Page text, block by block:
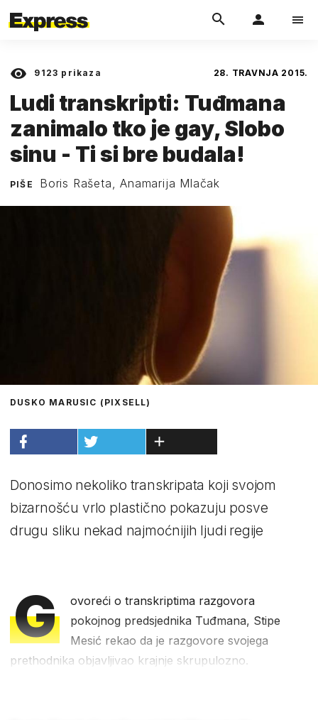
9123 prikaza 28. TRAVNJA 2015.
Ludi transkripti: Tuđmana
zanimalo tko je gay, Slobo
sinu - Ti si bre budala!
PIŠE Boris Rašeta, Anamarija Mlačak
DUSKO MARUSIC (PIXSELL)
Donosimo nekoliko transkripata koji svojom
bizarnošću vrlo plastično pokazuju posve
drugu sliku nekad najmoćnijih ljudi regije
G
ovoreći o transkriptima razgovora
pokojnog predsjednika Tuđmana, Stipe
Mesić rekao da je razgovore svojega
prethodnika objavljivao krajnje skrupulozno.